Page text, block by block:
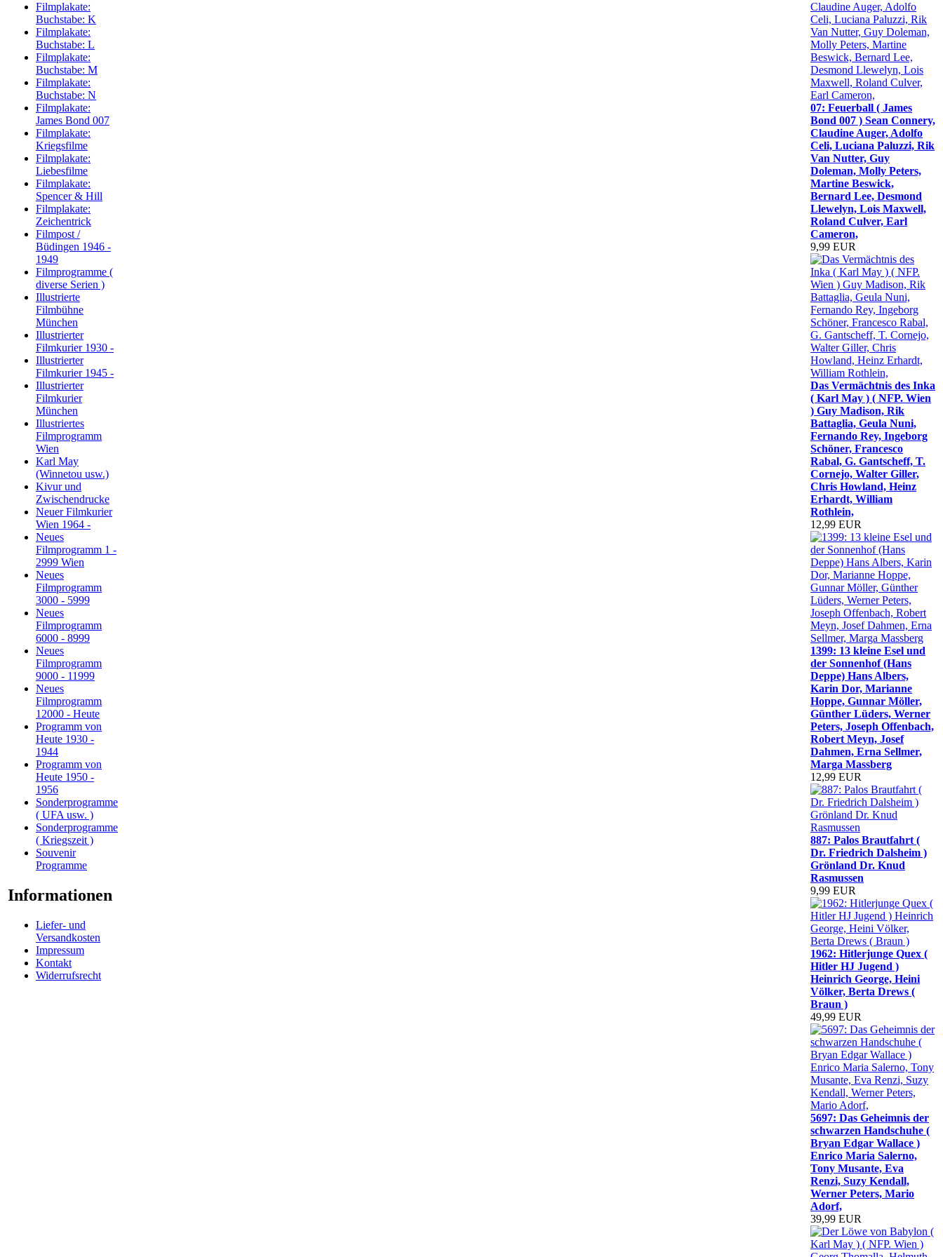
Filmplakate:
Buchstabe: K
Filmplakate:
Buchstabe: L
Filmplakate:
Buchstabe: M
Filmplakate:
Buchstabe: N
Filmplakate:
James Bond 007
Filmplakate:
Kriegsfilme
Filmplakate:
Liebesfilme
Filmplakate:
Spencer & Hill
Filmplakate:
Zeichentrick
Filmpost /
Büdingen 1946 -
1949
Filmprogramme (
diverse Serien )
Illustrierte
Filmbühne
München
Illustrierter
Filmkurier 1930 -
Illustrierter
Filmkurier 1945 -
Illustrierter
Filmkurier
München
Illustriertes
Filmprogramm
Wien
Karl May
(Winnetou usw.)
Kivur und
Zwischendrucke
Neuer Filmkurier
Wien 1964 -
Neues
Filmprogramm 1 -
2999 Wien
Neues
Filmprogramm
3000 - 5999
Neues
Filmprogramm
6000 - 8999
Neues
Filmprogramm
9000 - 11999
Neues
Filmprogramm
12000 - Heute
Programm von
Heute 1930 -
1944
Programm von
Heute 1950 -
1956
Sonderprogramme
( UFA usw. )
Sonderprogramme
( Kriegszeit )
Souvenir
Programme
Informationen
Liefer- und
Versandkosten
Impressum
Kontakt
Widerrufsrecht
07: Feuerball ( James
Bond 007 ) Sean Connery,
Claudine Auger, Adolfo
Celi, Luciana Paluzzi, Rik
Van Nutter, Guy
Doleman, Molly Peters,
Martine Beswick,
Bernard Lee, Desmond
Llewelyn, Lois Maxwell,
Roland Culver, Earl
Cameron,
9,99 EUR
Das Vermächtnis des Inka
( Karl May ) ( NFP. Wien
) Guy Madison, Rik
Battaglia, Geula Nuni,
Fernando Rey, Ingeborg
Schöner, Francesco
Rabal, G. Gantscheff, T.
Cornejo, Walter Giller,
Chris Howland, Heinz
Erhardt, William
Rothlein,
12,99 EUR
1399: 13 kleine Esel und
der Sonnenhof (Hans
Deppe) Hans Albers,
Karin Dor, Marianne
Hoppe, Gunnar Möller,
Günther Lüders, Werner
Peters, Joseph Offenbach,
Robert Meyn, Josef
Dahmen, Erna Sellmer,
Marga Massberg
12,99 EUR
887: Palos Brautfahrt (
Dr. Friedrich Dalsheim )
Grönland Dr. Knud
Rasmussen
9,99 EUR
1962: Hitlerjunge Quex (
Hitler HJ Jugend )
Heinrich George, Heini
Völker, Berta Drews (
Braun )
49,99 EUR
5697: Das Geheimnis der
schwarzen Handschuhe (
Bryan Edgar Wallace )
Enrico Maria Salerno,
Tony Musante, Eva
Renzi, Suzy Kendall,
Werner Peters, Mario
Adorf,
39,99 EUR